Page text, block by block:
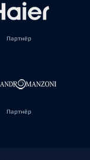
Партнёр
Партнёр